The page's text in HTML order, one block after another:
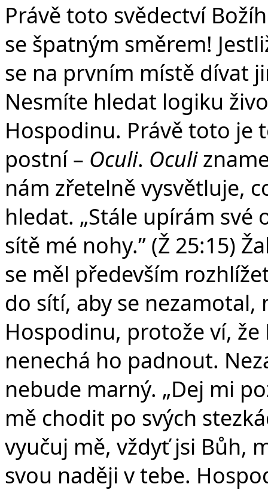
Právě toto svědectví
se špatným směrem!
se na prvním místě dívat
Nesmíte hledat logiku
Hospodinu. Právě toto je
postní – Oculi. Oculi
nám zřetelně vysvětluje,
hledat. „Stále upírám
sítě mé nohy.” (Ž 25:15)
se měl především
do sítí, aby se nezamotal,
Hospodinu, protože ví,
nenechá ho padnout.
nebude marný. „Dej mi
mě chodit po svých
vyučuj mě, vždyť jsi Bůh,
svou naději v tebe.